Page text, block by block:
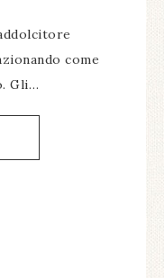
come
Gli…